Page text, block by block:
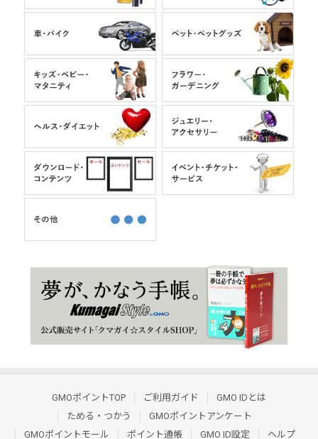
GMOポイントTOP ご利用ガイド
GMO IDとは
ためる・つかう
GMOポイントアンケート
GMOポイントモール
ポイント通帳 GMO ID設定
ヘルプ